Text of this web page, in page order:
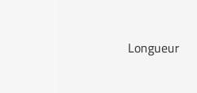
Longueur